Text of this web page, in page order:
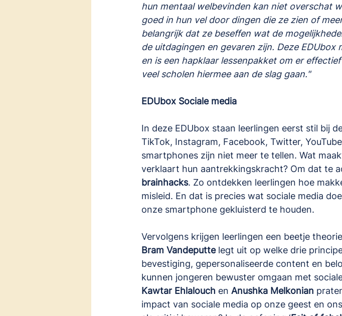
hun mentaal welbevinden kan niet overschat
goed in hun vel door dingen die ze zien of
belangrijk dat ze beseffen wat de
de uitdagingen en gevaren zijn. Deze
en is een hapklaar lessenpakket om er
veel scholen hiermee aan de slag gaan."
EDUbox Sociale media
In deze EDUbox staan leerlingen eerst stil bij
TikTok, Instagram, Facebook, Twitter,
smartphones zijn niet meer te tellen. Wat
verklaart hun aantrekkingskracht? Om dat te
brainhacks. Zo ontdekken leerlingen hoe
misleid. En dat is precies wat sociale media
onze smartphone gekluisterd te houden.
Vervolgens krijgen leerlingen een beetje
Bram Vandeputte legt uit op welke drie
bevestiging, gepersonaliseerde content en
kunnen jongeren bewuster omgaan met
Kawtar Ehlalouch en Anushka Melkonian
impact van sociale media op onze geest en